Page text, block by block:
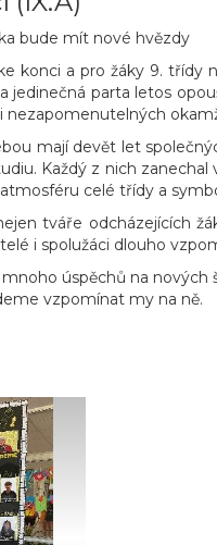
bude mít nové hvězdy
konci a pro žáky 9. třídy
jedinečná parta letos
nezapomenutelných
mají devět let
Každý z nich
celé třídy a
tváře odcházejících
i spolužáci dlouho
úspěchů na nových
vzpomínat my na ně.